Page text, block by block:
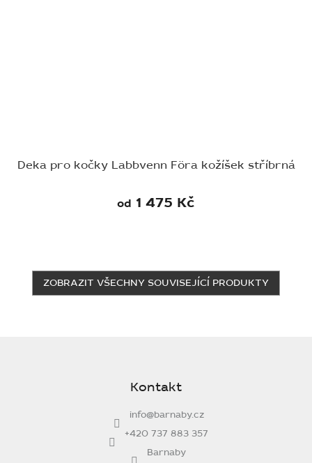
Deka pro kočky Labbvenn Föra kožíšek stříbrná
od 1 475 Kč
ZOBRAZIT VŠECHNY SOUVISEJÍCÍ PRODUKTY
Kontakt
info@barnaby.cz
+420 737 883 357
Barnaby